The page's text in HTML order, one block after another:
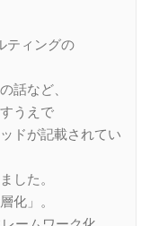
ティングの
話など、
うえで
ドが記載されてい
した。
化」。